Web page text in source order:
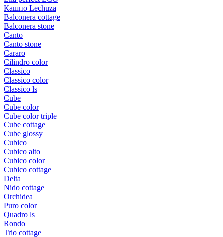
Кашпо Lechuza
Balconera cottage
Balconera stone
Canto
Canto stone
Cararo
Cilindro color
Classico
Classico color
Classico ls
Cube
Cube color
Cube color triple
Cube cottage
Cube glossy
Cubico
Cubico alto
Cubico color
Cubico cottage
Delta
Nido cottage
Orchidea
Puro color
Quadro ls
Rondo
Trio cottage